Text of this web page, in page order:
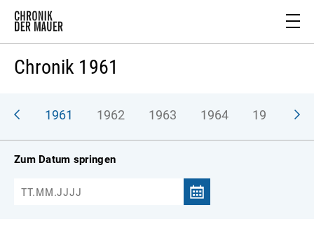
Chronik 1961
1961 1962 1963 1964 1965
Zum Datum springen